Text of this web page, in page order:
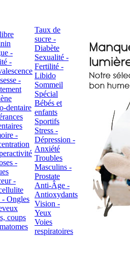
-
-
-
dentaire
-
-
-
- Ongles
coups
Taux de
sucre -
Diabète
Sexualité -
Fertilité -
Libido
Sommeil
Spécial
Bébés et
enfants
Sportifs
Stress -
Dépression -
Anxiété
Troubles
Masculins -
Prostate
Anti-Âge -
Antioxydants
Vision -
Yeux
Voies
respiratoires